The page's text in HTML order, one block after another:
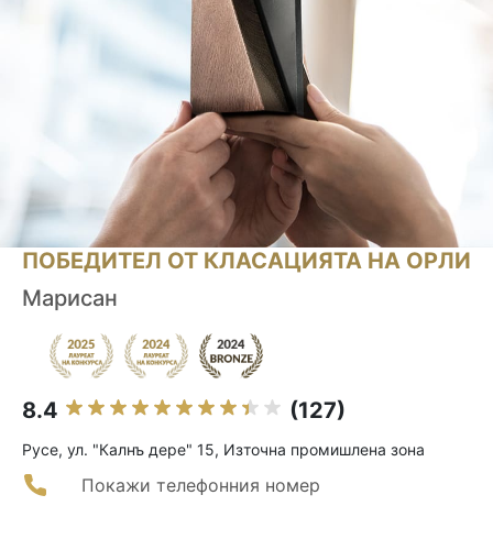
ПОБЕДИТЕЛ ОТ КЛАСАЦИЯТА НА ОРЛИ
Марисан
8.4 (127)
Русе, ул. "Калнъ дере" 15, Източна промишлена зона
Покажи телефонния номер